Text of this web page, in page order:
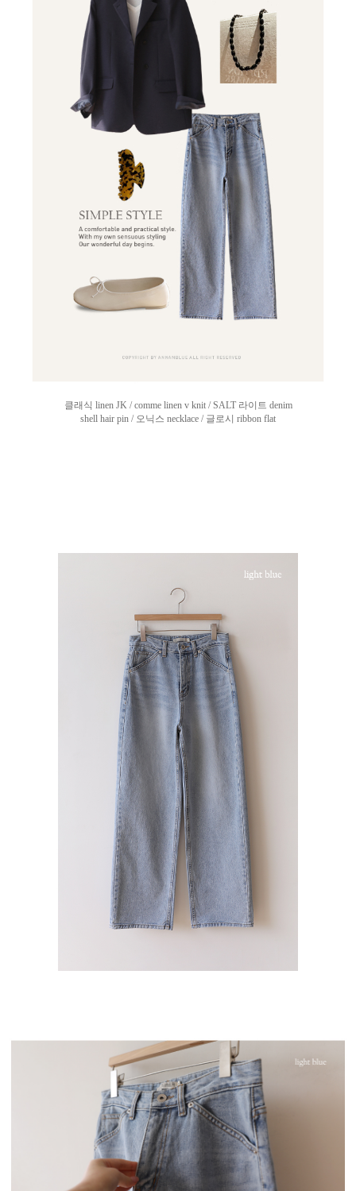
클래식 linen JK / comme linen v knit / SALT 라이트 denim
shell hair pin / 오닉스 necklace / 글로시 ribbon flat